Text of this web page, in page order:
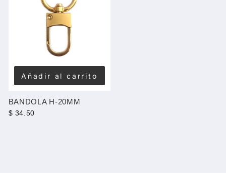
Añadir al carrito
BANDOLA H-20MM
$ 34.50